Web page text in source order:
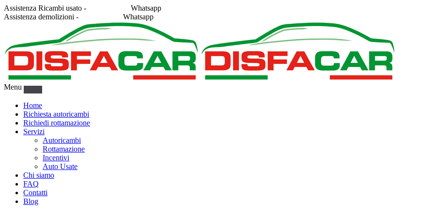
Assistenza Ricambi usato -
Whatsapp
Assistenza demolizioni -
Whatsapp
Menu
Home
Richiesta autoricambi
Richiedi rottamazione
Servizi
Autoricambi
Rottamazione
Incentivi
Auto Usate
Chi siamo
FAQ
Contatti
Blog